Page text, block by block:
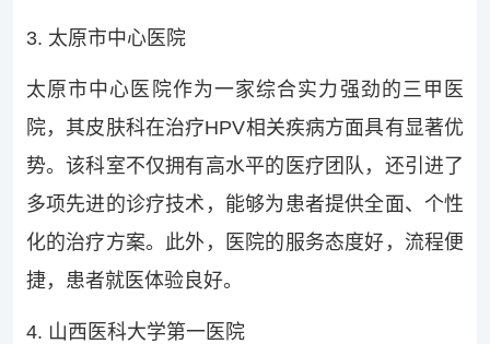
3. 太原市中心医院
太原市中心医院作为一家综合实力强劲的三甲医
院，其皮肤科在治疗HPV相关疾病方面具有显著优
势。该科室不仅拥有高水平的医疗团队，还引进了
多项先进的诊疗技术，能够为患者提供全面、个性
化的治疗方案。此外，医院的服务态度好，流程便
捷，患者就医体验良好。
4. 山西医科大学第一医院